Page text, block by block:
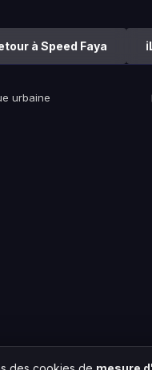
à Speed Faya
urbaine